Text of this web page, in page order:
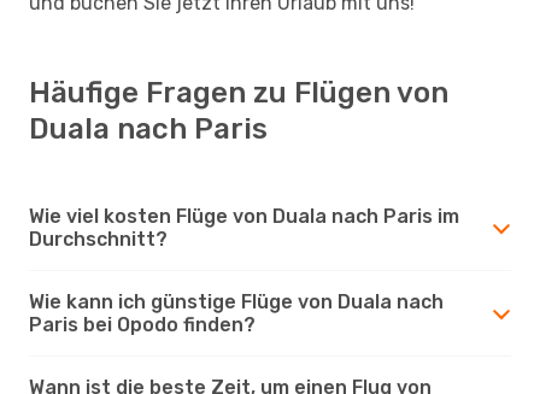
Häufige Fragen zu Flügen von
Duala nach Paris
Wie viel kosten Flüge von Duala nach Paris im
Durchschnitt?
Wie kann ich günstige Flüge von Duala nach
Paris bei Opodo finden?
Wann ist die beste Zeit, um einen Flug von